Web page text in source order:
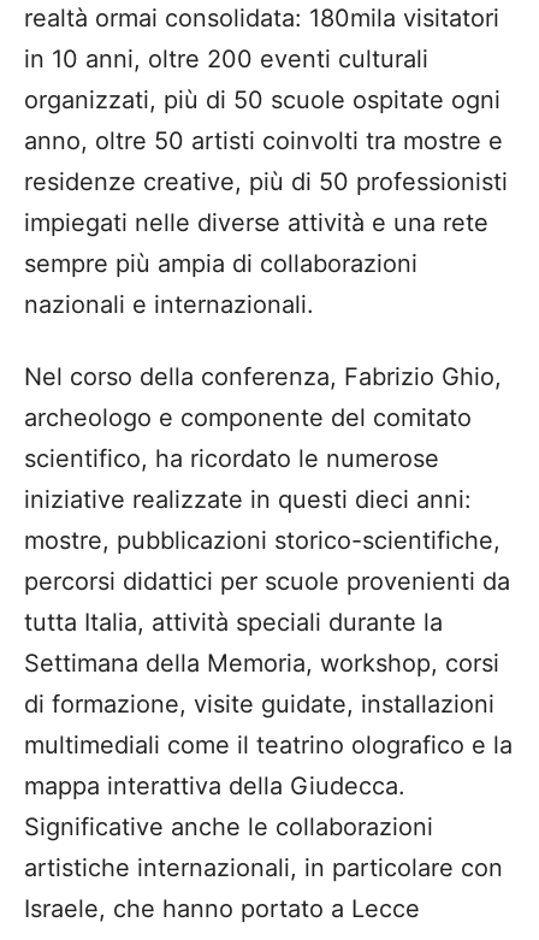
realtà ormai consolidata: 180mila visitatori
in 10 anni, oltre 200 eventi culturali
organizzati, più di 50 scuole ospitate ogni
anno, oltre 50 artisti coinvolti tra mostre e
residenze creative, più di 50 professionisti
impiegati nelle diverse attività e una rete
sempre più ampia di collaborazioni
nazionali e internazionali.
Nel corso della conferenza, Fabrizio Ghio,
archeologo e componente del comitato
scientifico, ha ricordato le numerose
iniziative realizzate in questi dieci anni:
mostre, pubblicazioni storico-scientifiche,
percorsi didattici per scuole provenienti da
tutta Italia, attività speciali durante la
Settimana della Memoria, workshop, corsi
di formazione, visite guidate, installazioni
multimediali come il teatrino olografico e la
mappa interattiva della Giudecca.
Significative anche le collaborazioni
artistiche internazionali, in particolare con
Israele, che hanno portato a Lecce